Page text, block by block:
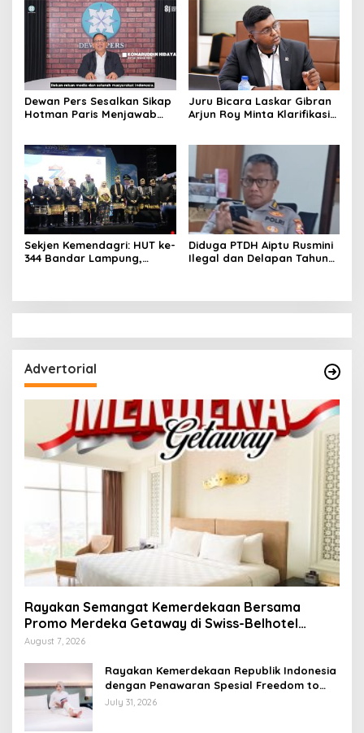
terhadap Korban
Kekerasan Seksual
Dewan Pers Sesalkan Sikap
Hotman Paris Menjawab
Merendahkan Profesi
Wartawan
Juru Bicara Laskar Gibran
Arjun Roy Minta Klarifikasi
demi Menjaga Marwah
Lembaga Kepresidenan
Sekjen Kemendagri: HUT ke-
344 Bandar Lampung,
Diduga PTDH Aiptu Rusmini
Ilegal dan Delapan Tahun
Advertorial
Rayakan Semangat Kemerdekaan Bersama
Promo Merdeka Getaway di Swiss-Belhotel
Lampung
August 7, 2026
Rayakan Kemerdekaan Republik Indonesia
dengan Penawaran Spesial Freedom to
Relax di Holiday Inn Lampung Bukit Randu
July 31, 2026